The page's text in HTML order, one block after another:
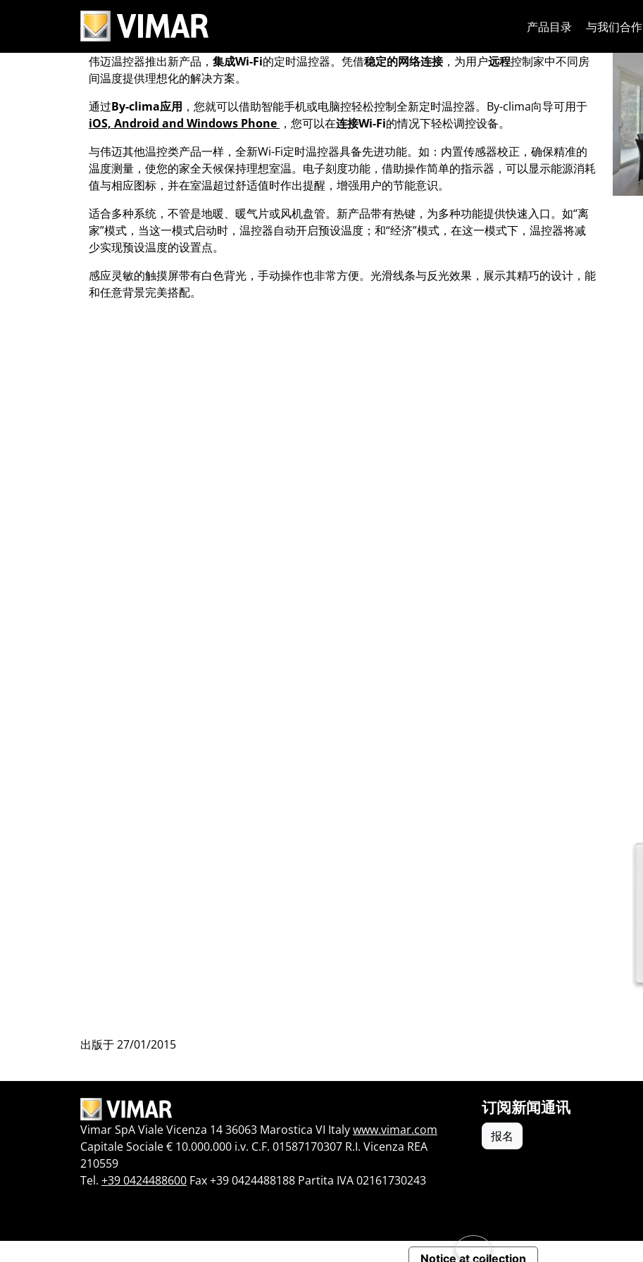
产品目录 与我们合作
伟迈——全新Wi-Fi 定时温控器
伟迈温控器推出新产品， 集成Wi-Fi的定时温控器。凭借稳定的网络连接，为用户远程控制家中不同房
间温度提供理想化的解决方案。
通过By-clima应用 ，您就可以借助智能手机或电脑控轻松控制全新定时温控器。By-clima向导可用于
iOS, Android and Windows Phone ，您可以在连接Wi-Fi的情况下轻松调控设备。
与伟迈其他温控类产品一样，全新Wi-Fi定时温控器具备先进功能。如：内置传感器校正，确保精准的
温度测量，使您的家全天候保持理想室温。电子刻度功能，借助操作简单的指示器，可以显示能源消耗
值与相应图标，并在室温超过舒适值时作出提醒，增强用户的节能意识。
适合多种系统，不管是地暖、暖气片或风机盘管。新产品带有热键，为多种功能提供快速入口。如“离
家”模式，当这一模式启动时，温控器自动开启预设温度；和“经济”模式，在这一模式下，温控器将减
少实现预设温度的设置点。
感应灵敏的触摸屏带有白色背光，手动操作也非常方便。光滑线条与反光效果，展示其精巧的设计，能
和任意背景完美搭配。
出版于27/01/2015
Vimar SpA Viale Vicenza 14 36063 Marostica VI Italywww.vimar.com
Capitale Sociale € 10.000.000 i.v. C.F. 01587170307 R.I. Vicenza REA
210559
Tel. +39 0424488600 Fax +39 0424488188 Partita IVA 02161730243
订阅新闻通讯
报名
Notice at collection